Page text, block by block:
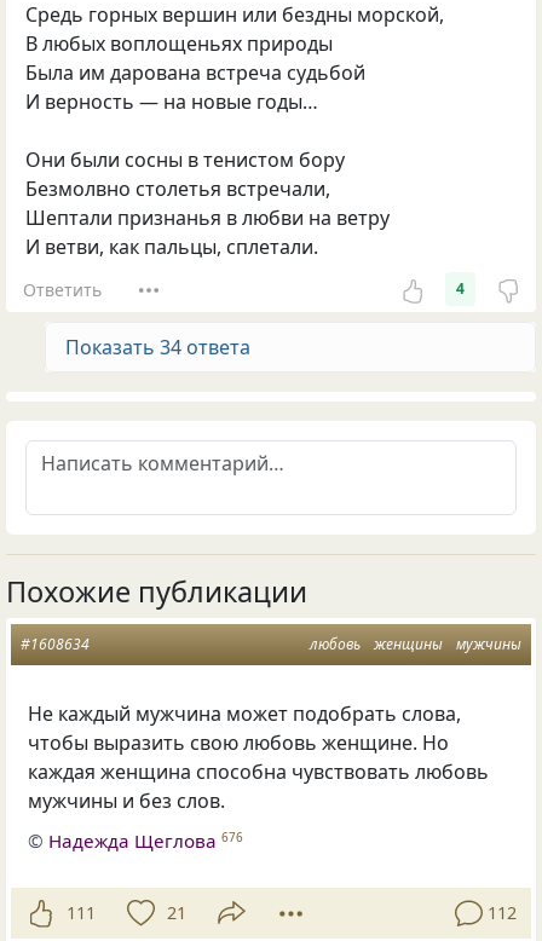
Средь горных вершин или бездны морской,
В любых воплощеньях природы
Была им дарована встреча судьбой
И верность — на новые годы…
Они были сосны в тенистом бору
Безмолвно столетья встречали,
Шептали признанья в любви на ветру
И ветви, как пальцы, сплетали.
Ответить 4
Показать 34 ответа
Похожие публикации
любовь женщины мужчины
#1608634
Не каждый мужчина может подобрать слова,
чтобы выразить свою любовь женщине. Но
каждая женщина способна чувствовать любовь
мужчины и без слов.
© Надежда Щеглова 676
111 21 112